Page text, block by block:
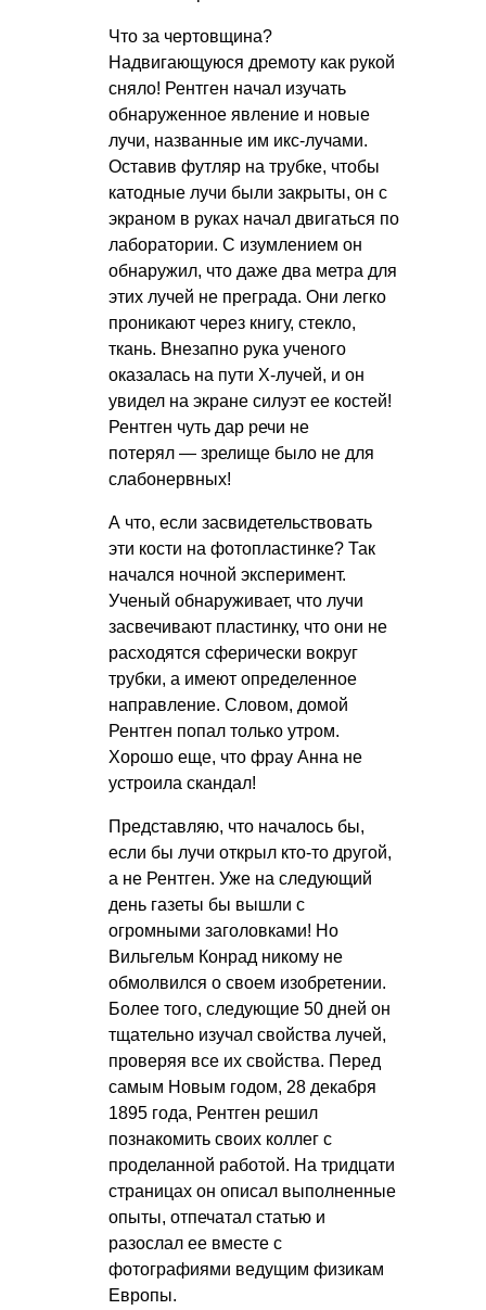
Что за чертовщина?
Надвигающуюся дремоту как рукой
сняло! Рентген начал изучать
обнаруженное явление и новые
лучи, названные им икс-лучами.
Оставив футляр на трубке, чтобы
катодные лучи были закрыты, он с
экраном в руках начал двигаться по
лаборатории. С изумлением он
обнаружил, что даже два метра для
этих лучей не преграда. Они легко
проникают через книгу, стекло,
ткань. Внезапно рука ученого
оказалась на пути Х-лучей, и он
увидел на экране силуэт ее костей!
Рентген чуть дар речи не
потерял — зрелище было не для
слабонервных!
А что, если засвидетельствовать
эти кости на фотопластинке? Так
начался ночной эксперимент.
Ученый обнаруживает, что лучи
засвечивают пластинку, что они не
расходятся сферически вокруг
трубки, а имеют определенное
направление. Словом, домой
Рентген попал только утром.
Хорошо еще, что фрау Анна не
устроила скандал!
Представляю, что началось бы,
если бы лучи открыл кто-то другой,
а не Рентген. Уже на следующий
день газеты бы вышли с
огромными заголовками! Но
Вильгельм Конрад никому не
обмолвился о своем изобретении.
Более того, следующие 50 дней он
тщательно изучал свойства лучей,
проверяя все их свойства. Перед
самым Новым годом, 28 декабря
1895 года, Рентген решил
познакомить своих коллег с
проделанной работой. На тридцати
страницах он описал выполненные
опыты, отпечатал статью и
разослал ее вместе с
фотографиями ведущим физикам
Европы.